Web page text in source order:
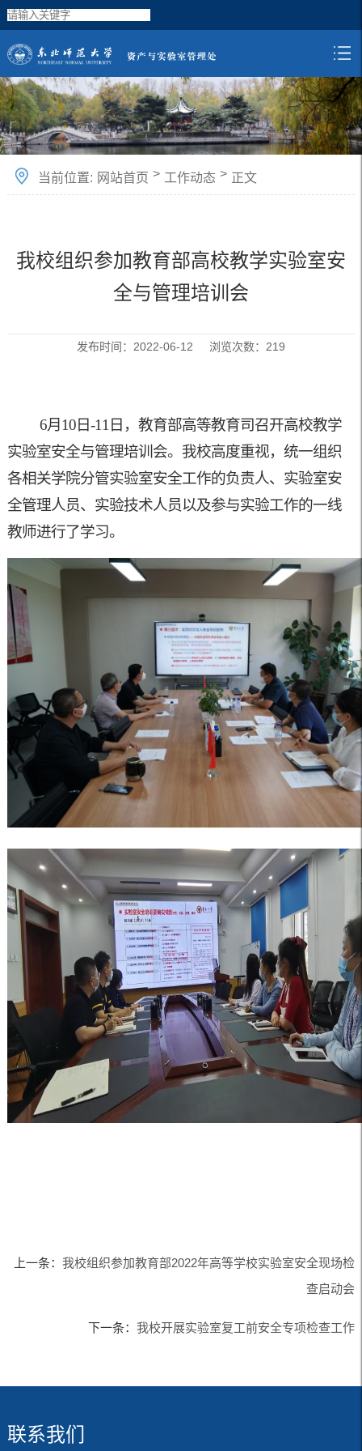
当前位置: 网站首页 > 工作动态 > 正文
我校组织参加教育部高校教学实验室安
全与管理培训会
发布时间：2022-06-12 浏览次数： 219
6月10日-11 日 ，教育部高等教育司召开高校教学
实验室安全与管理培训会。 我校高度重视，统一组织
各相关学院分管实验室安全工作的负责人、实验室安
全管理人员、实验技术人员以及参与实验工作的一线
教师进行了学习。
上一条：我校组织参加教育部2022年高等学校实验室安全现场检
查启动会
下一条：我校开展实验室复工前安全专项检查工作
联系我们